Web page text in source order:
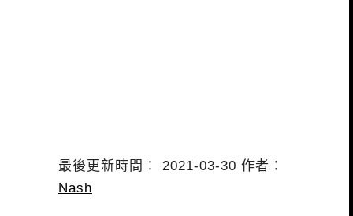
最後更新時間： 2021-03-30 作者：
Nash